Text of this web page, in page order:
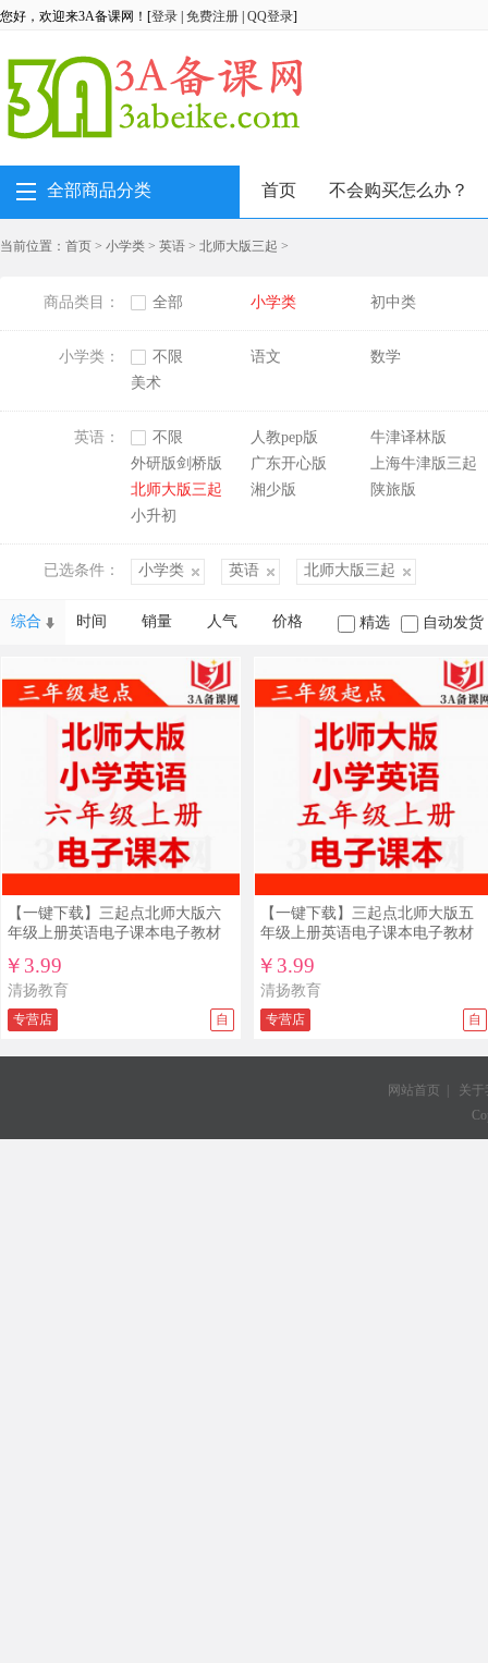
您好，欢迎来3A备课网！[登录 免费注册 QQ登录]
全部商品分类 首页 不会购买怎么办？
当前位置： 首页 > 小学类 > 英语 > 北师大版三起 >
商品类目： 全部 小学类 初中类
小学类： 不限 语文
数学
美术
英语： 不限 人教pep版
牛津译林版
外研版剑桥版
Join in三起点[刘
广东开心版
上海牛津版三起
北师大版三起
湘少版
陕旅版
小升初
已选条件： 小学类 英语 北师大版三起
综合 时间 销量 人气 价格 精选 自动发货
【一键下载】三起点北师大版六
年级上册英语电子课本电子教材
￥3.99
清扬教育
专营店 自
【一键下载】三起点北师大版五
年级上册英语电子课本电子教材
￥3.99
清扬教育
专营店 自
网站首页
关于